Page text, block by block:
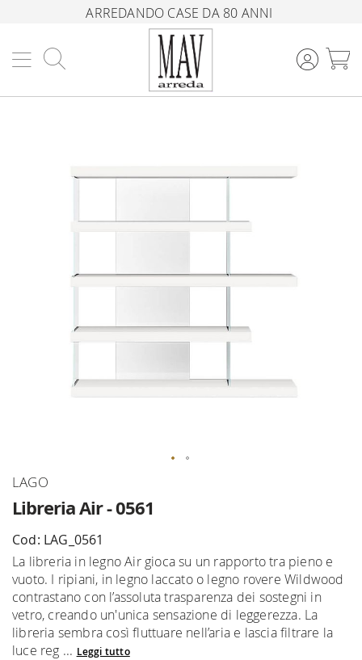
ARREDANDO CASE DA 80 ANNI
Libreria Air - 0561
LAGO
Cod: LAG_0561
La libreria in legno Air gioca su un rapporto tra pieno e
vuoto. I ripiani, in legno laccato o legno rovere Wildwood
contrastano con l’assoluta trasparenza dei sostegni in
vetro, creando un'unica sensazione di leggerezza. La
libreria sembra così fluttuare nell’aria e lascia filtrare la
luce reg ... Leggi tutto
Vai
della
galleria
di
immagini